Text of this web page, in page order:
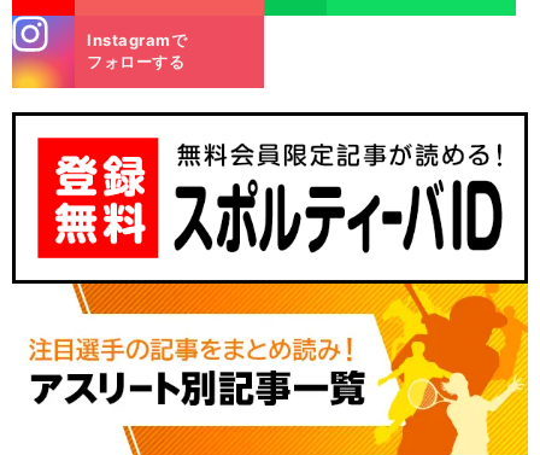
m
Instagramで
フォローする